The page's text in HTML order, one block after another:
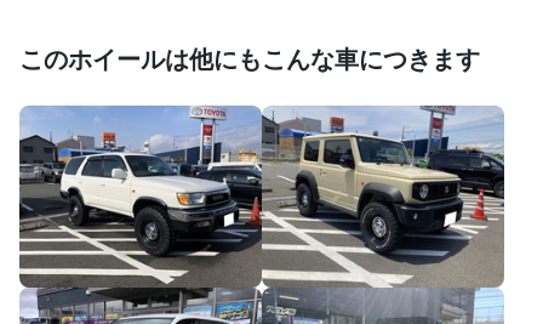
このホイールは他にもこんな車につきます